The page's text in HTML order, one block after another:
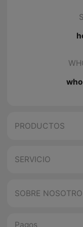
PRODUCTOS
SERVICIO
SOBRE
Pagos